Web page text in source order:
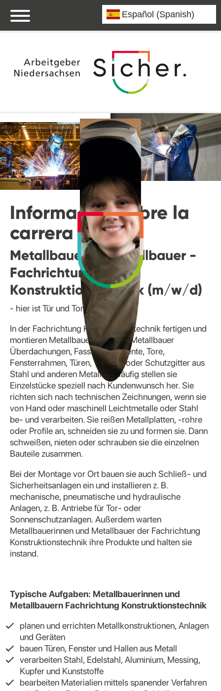
Información sobre la
carrera
Metallbauerin/ Metallbauer -
Fachrichtung
Konstruktionstechnik (m/w/d)
- hier ist Tür und Tor (betr)offen
In der Fachrichtung Konstruktionstechnik fertigen und
montieren Metallbauerinnen und Metallbauer
Überdachungen, Fassadenelemente, Tore,
Fensterrahmen, Türen, Treppen oder Schutzgitter aus
Stahl und anderen Metallen. Häufig stellen sie
Einzelstücke speziell nach Kundenwunsch her. Sie
richten sich nach technischen Zeichnungen, wenn sie
von Hand oder maschinell Leichtmetalle oder Stahl
be- und verarbeiten. Sie reißen Metallplatten, -rohre
oder Profile an, schneiden sie zu und formen sie. Dann
schweißen, nieten oder schrauben sie die einzelnen
Bauteile zusammen.
Bei der Montage vor Ort bauen sie auch Schließ- und
Sicherheitsanlagen ein und installieren z. B.
mechanische, pneumatische und hydraulische
Anlagen, z. B. Antriebe für Tor- oder
Sonnenschutzanlagen. Außerdem warten
Metallbauerinnen und Metallbauer der Fachrichtung
Konstruktionstechnik ihre Produkte und halten sie
instand.
Typische Aufgaben: Metallbauerinnen und
Metallbauern Fachrichtung Konstruktionstechnik
planen und errichten Metallkonstruktionen, Anlagen
und Geräten
bauen Türen, Fenster und Hallen aus Metall
verarbeiten Stahl, Edelstahl, Aluminium, Messing,
Kupfer und Kunststoffe
bearbeiten Materialien mittels spanender Verfahren